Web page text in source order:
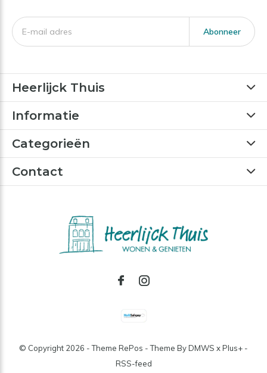
Abonneer
Heerlijck Thuis
Informatie
Categorieën
Contact
© Copyright 2026 - Theme RePos - Theme ByDMWS xPlus+ -
RSS-feed